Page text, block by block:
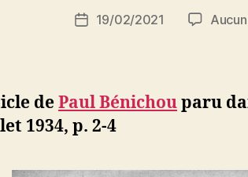
N
b
Date19/02/2021
dePaul Bénichouparu
1934, p. 2-4